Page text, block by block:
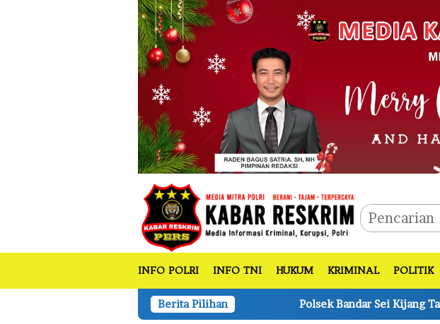
INFO POLRI INFO TNI HUKUM KRIMINAL POLITIK
Berita Pilihan
Polsek Bandar Sei Kijang Tanam Jagung Pipil 1,5 Ha di